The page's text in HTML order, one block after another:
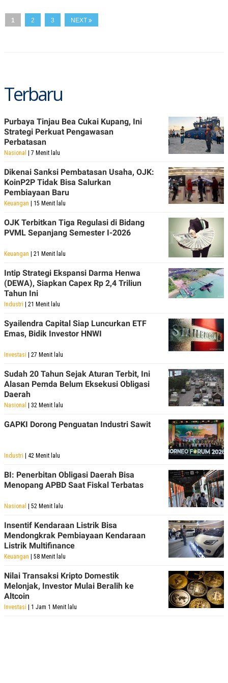
G
G
A
K
E
R
N
A
P
E
R
D
V
E
R
T
I
N
G
K
M
E
D
A
I
D
OF
USE
PEMBERITAAN
PRIVACY
POLICY
1 2 3 NEXT
Terbaru
Purbaya Tinjau Bea Cukai Kupang, Ini
Strategi Perkuat Pengawasan
Perbatasan
Nasional | 7 Menit lalu
Dikenai Sanksi Pembatasan Usaha, OJK:
KoinP2P Tidak Bisa Salurkan
Pembiayaan Baru
Keuangan | 15 Menit lalu
OJK Terbitkan Tiga Regulasi di Bidang
PVML Sepanjang Semester I-2026
Keuangan | 21 Menit lalu
Intip Strategi Ekspansi Darma Henwa
(DEWA), Siapkan Capex Rp 2,4 Triliun
Tahun Ini
Industri | 21 Menit lalu
Syailendra Capital Siap Luncurkan ETF
Emas, Bidik Investor HNWI
Investasi | 27 Menit lalu
Sudah 20 Tahun Sejak Aturan Terbit, Ini
Alasan Pemda Belum Eksekusi Obligasi
Daerah
Nasional | 32 Menit lalu
GAPKI Dorong Penguatan Industri Sawit
Industri | 42 Menit lalu
BI: Penerbitan Obligasi Daerah Bisa
Menopang APBD Saat Fiskal Terbatas
Nasional | 52 Menit lalu
Insentif Kendaraan Listrik Bisa
Mendongkrak Pembiayaan Kendaraan
Listrik Multifinance
Keuangan | 58 Menit lalu
Nilai Transaksi Kripto Domestik
Melonjak, Investor Mulai Beralih ke
Altcoin
Investasi | 1 Jam 1 Menit lalu